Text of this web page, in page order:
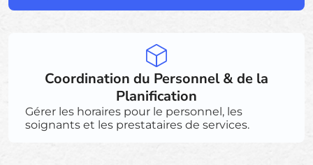
Coordination du Personnel & de la
Planification
Gérer les horaires pour le personnel, les
soignants et les prestataires de services.